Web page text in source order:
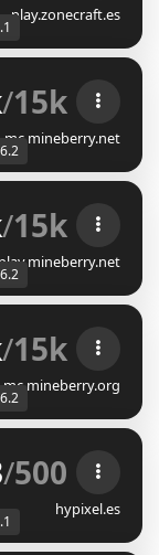
play.zonecraft.es
ＥＢＥＲＲＹ
/ SkyWars
/15k
mc.mineberry.net
ＥＢＥＲＲＹ
/ SkyWars
/15k
play.mineberry.net
ＥＢＥＲＲＹ
/ SkyWars
/15k
mc.mineberry.org
18s /HO CAL
/500
hypixel.es